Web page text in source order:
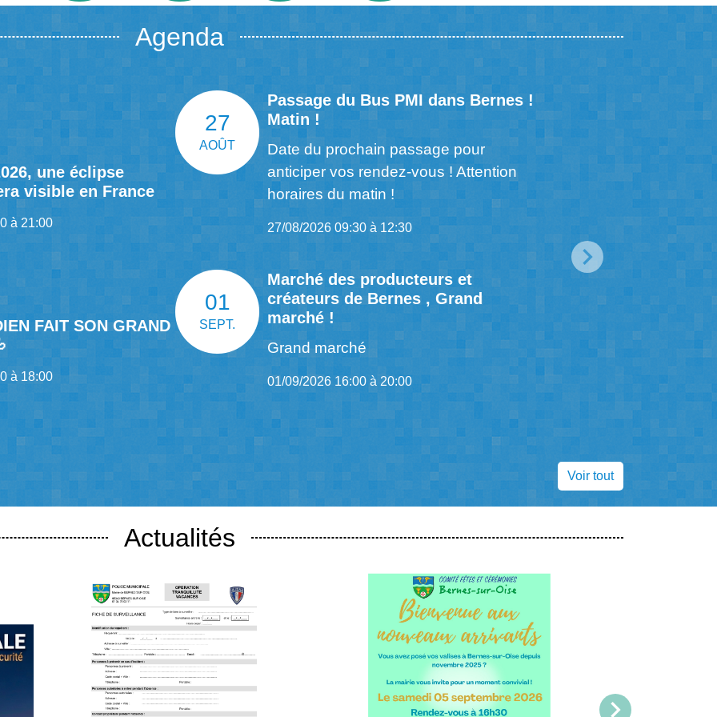
Bienvenue
Le marais et son patrimoine naturel !
Voir plus
Agenda
une éclipse
visible en France
à 21:00
27
AOÛT
Passage du Bus PMI dans Bernes !
Matin !
Date du prochain passage pour
anticiper vos rendez-vous ! Attention
horaires du matin !
27/08/2026 09:30 à 12:30
FAIT SON GRAND
à 18:00
01
SEPT.
Marché des producteurs et
créateurs de Bernes , Grand
marché !
Grand marché
01/09/2026 16:00 à 20:00
03
Portes
sur-Oise !
05
SEPT.
de
05/09/2026
Voir tout
Actualités
chevron_right